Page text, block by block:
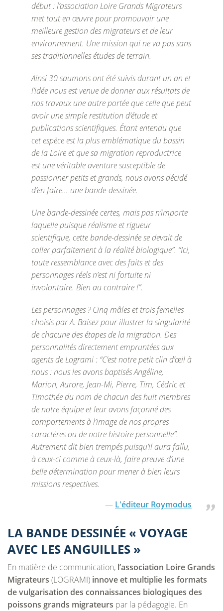
début : l’association Loire Grands Migrateurs
met tout en œuvre pour promouvoir une
meilleure gestion des migrateurs et de leur
environnement. Une mission qui ne va pas sans
ses traditionnelles études de terrain.
Ainsi 30 saumons ont été suivis durant un an et
l’idée nous est venue de donner aux résultats de
nos travaux une autre portée que celle que peut
avoir une simple restitution d’étude et
publications scientifiques. Étant entendu que
cet espèce est la plus emblématique du bassin
de la Loire et que sa migration reproductrice
est une véritable aventure susceptible de
passionner petits et grands, nous avons décidé
d’en faire… une bande-dessinée.
Une bande-dessinée certes, mais pas n’importe
laquelle puisque réalisme et rigueur
scientifique, cette bande-dessinée se devait de
coller parfaitement à la réalité biologique”. “Ici,
toute ressemblance avec des faits et des
personnages réels n’est ni fortuite ni
involontaire. Bien au contraire !”.
Les personnages ? Cinq mâles et trois femelles
choisis par A. Baisez pour illustrer la singularité
de chacune des étapes de la migration. Des
personnalités directement empruntées aux
agents de Logrami : “C’est notre petit clin d’œil à
nous : nous les avons baptisés Angéline,
Marion, Aurore, Jean-Mi, Pierre, Tim, Cédric et
Timothée du nom de chacun des huit membres
de notre équipe et leur avons façonné des
comportements à l’image de nos propres
caractères ou de notre histoire personnelle”.
Autrement dit bien trempés puisqu’il aura fallu,
à ceux-ci comme à ceux-là, faire preuve d’une
belle détermination pour mener à bien leurs
missions respectives.
L'éditeur Roymodus
LA BANDE DESSINÉE « VOYAGE
AVEC LES ANGUILLES »
En matière de communication, l’association Loire Grands
Migrateurs (LOGRAMI) innove et multiplie les formats
de vulgarisation des connaissances biologiques des
poissons grands migrateurs par la pédagogie. En